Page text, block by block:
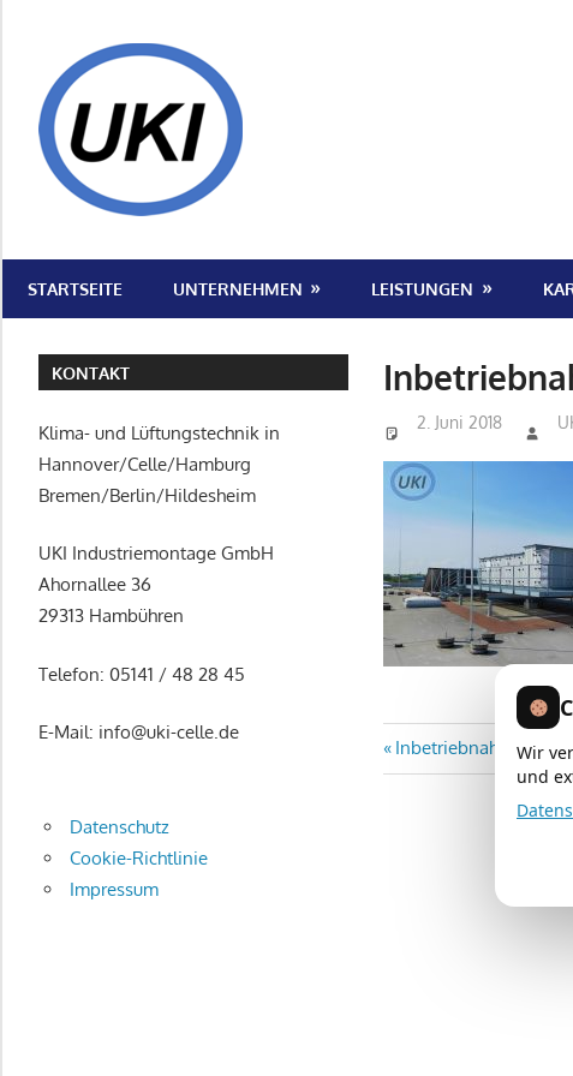
springen
Lüftungstechnik
|
Celle,
Hannover,
Hildesheim,
Berlin
Ihr
Ansprechpartner
im
Bereich
Klima-
und
Unser
Aufgabenfeld
geht
der
Planung
Montage,
bis
hin
STARTSEITE UNTERNEHMEN LEISTUNGEN
2. Juni 2018
Vorheriger
Beitrag:
Inbetriebnahme einer
KONTAKT
Klima- und Lüftungstechnik in
Hannover/Celle/Hamburg
Bremen/Berlin/Hildesheim
UKI Industriemontage GmbH
Ahornallee 36
29313 Hambühren
Telefon: 05141 / 48 28 45
E-Mail: info@uki-celle.de
Datenschutz
Cookie-Richtlinie
Impressum
Wir
und